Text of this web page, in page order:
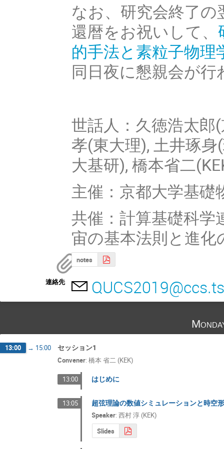
なお、研究会終了
還暦をお祝いして、
的手法と素粒子物理
同日夜に懇親会が
世話人：久徳浩太郎
孝(東大理), 土井琢
大基研), 橋本省二
主催：京都大学基礎
共催：計算基礎科学
宙の基本法則と進化
notes
連絡先
13:00 → 15:00 セッション1
Convener: 橋本 省二 (KEK)
13:00 はじめに
13:05 超弦理論の数値シミュレーションと時空
Speaker:西村 淳 (KEK)
Slides